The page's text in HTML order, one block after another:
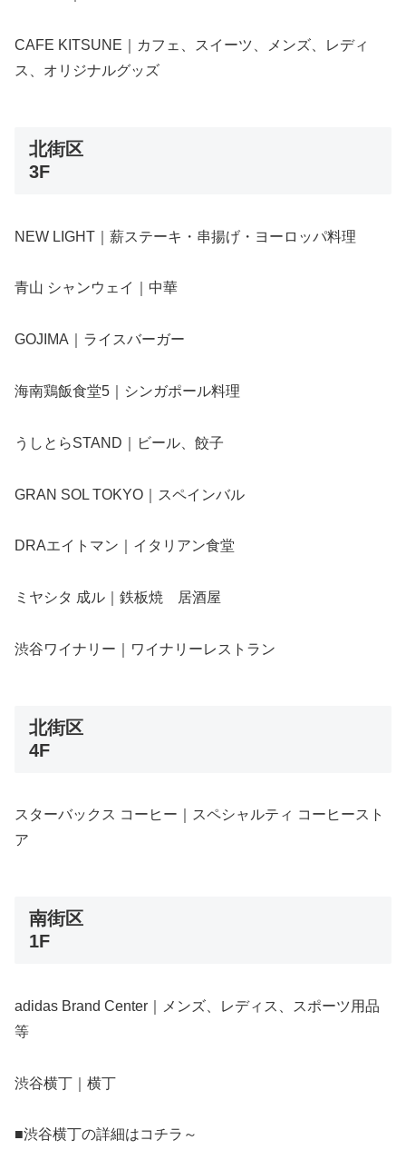
CAFE KITSUNE｜カフェ、スイーツ、メンズ、レディ
ス、オリジナルグッズ
北街区
3F
NEW LIGHT｜薪ステーキ・串揚げ・ヨーロッパ料理
青山 シャンウェイ｜中華
GOJIMA｜ライスバーガー
海南鶏飯食堂5｜シンガポール料理
うしとらSTAND｜ビール、餃子
GRAN SOL TOKYO｜スペインバル
DRAエイトマン｜イタリアン食堂
ミヤシタ 成ル｜鉄板焼 居酒屋
渋谷ワイナリー｜ワイナリーレストラン
北街区
4F
スターバックス コーヒー｜スペシャルティ コーヒースト
ア
南街区
1F
adidas Brand Center｜メンズ、レディス、スポーツ用品
等
渋谷横丁｜横丁
■渋谷横丁の詳細はコチラ～